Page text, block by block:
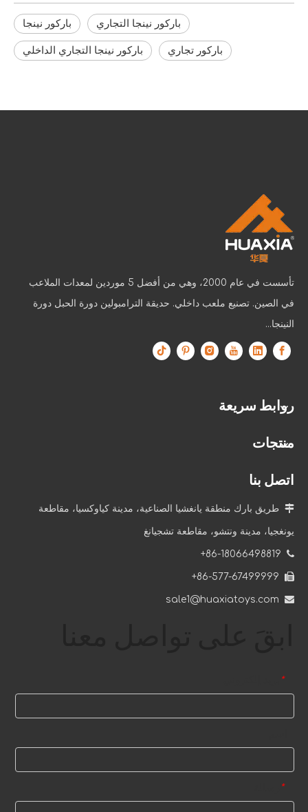
باركور نينجا باركور نينجا التجاري
باركور نينجا التجاري الداخلي باركور تجاري
تأسست في عام 2000، وهي من أفضل 5 موردين لمعدات الملاعب
في الصين. تصنيع ملعب داخلي. حديقة الترامبولين دورة الحبل دورة
النينجا...
روابط سريعة
منتجات
اتصل بنا
 طريق بارك منطقة يانغشيا الصناعية، مدينة كياوكسيا، مقاطعة
يونغجيا، مدينة ونتشو، مقاطعة تشجيانغ

86-18066498819+

86-577-67499999+

sale1@huaxiatoys.com
*
*